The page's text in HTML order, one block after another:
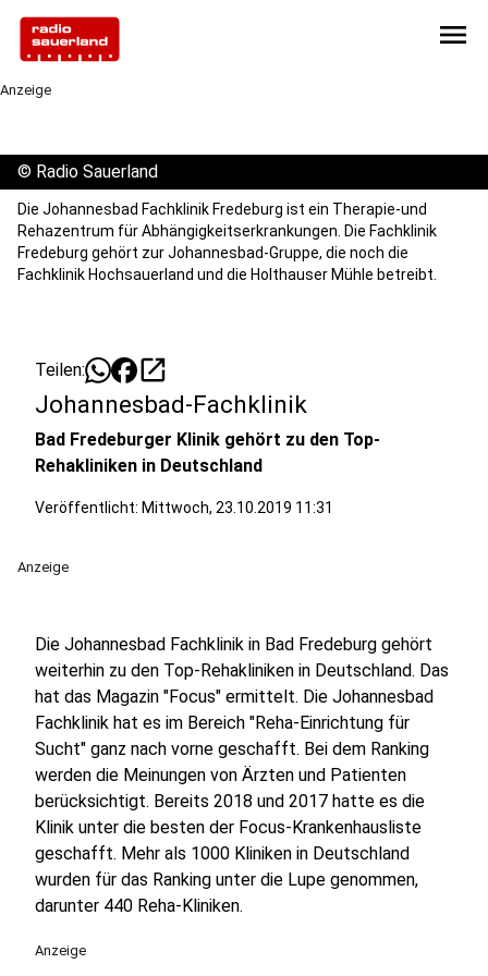
menu
Anzeige
© Radio Sauerland
Die Johannesbad Fachklinik Fredeburg ist ein Therapie-und
Rehazentrum für Abhängigkeitserkrankungen. Die Fachklinik
Fredeburg gehört zur Johannesbad-Gruppe, die noch die
Fachklinik Hochsauerland und die Holthauser Mühle betreibt.
Teilen: open_in_new
Johannesbad-Fachklinik
Bad Fredeburger Klinik gehört zu den Top-
Rehakliniken in Deutschland
Veröffentlicht: Mittwoch, 23.10.2019 11:31
Anzeige
Die Johannesbad Fachklinik in Bad Fredeburg gehört
weiterhin zu den Top-Rehakliniken in Deutschland. Das
hat das Magazin "Focus" ermittelt. Die Johannesbad
Fachklinik hat es im Bereich "Reha-Einrichtung für
Sucht" ganz nach vorne geschafft. Bei dem Ranking
werden die Meinungen von Ärzten und Patienten
berücksichtigt. Bereits 2018 und 2017 hatte es die
Klinik unter die besten der Focus-Krankenhausliste
geschafft. Mehr als 1000 Kliniken in Deutschland
wurden für das Ranking unter die Lupe genommen,
darunter 440 Reha-Kliniken.
Anzeige